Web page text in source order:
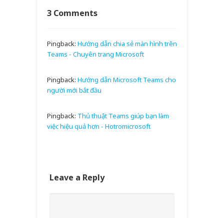
3 Comments
Pingback: Hướng dẫn chia sẻ màn hình trên
Teams - Chuyên trang Microsoft
Pingback: Hướng dẫn Microsoft Teams cho
người mới bắt đầu
Pingback: Thủ thuật Teams giúp bạn làm
việc hiệu quả hơn - Hotromicrosoft
Leave a Reply